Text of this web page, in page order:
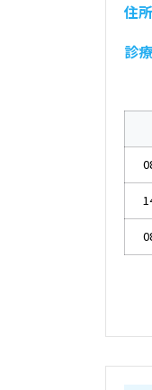
住所
診